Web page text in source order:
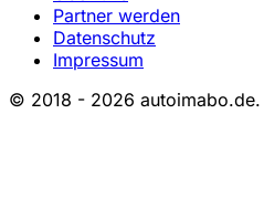
Partner werden
Datenschutz
Impressum
© 2018 - 2026 autoimabo.de.